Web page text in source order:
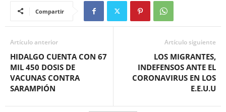
Compartir
Artículo anterior
HIDALGO CUENTA CON 67
MIL 450 DOSIS DE
VACUNAS CONTRA
SARAMPIÓN
Artículo siguiente
LOS MIGRANTES,
INDEFENSOS ANTE EL
CORONAVIRUS EN LOS
E.E.U.U